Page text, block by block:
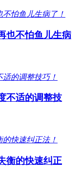
也不怕鱼儿生病
不适的调整技
衡的快速纠正